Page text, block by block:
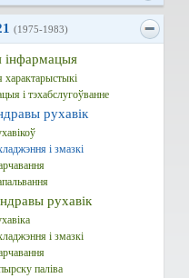
(1975-1983)
інфармацыя
характарыстыкі
і тэхабслугоўванне
рухавік
і змазкі
рухавік
і змазкі
паліва